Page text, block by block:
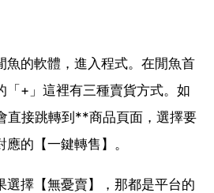
魚的軟體，進入程式。在閒魚首
「+」這裡有三種賣貨方式。如
直接跳轉到**商品頁面，選擇要
的【一鍵轉售】。
選擇【無憂賣】，那都是平台的